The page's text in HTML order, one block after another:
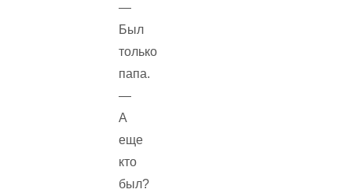
—
Был
только
папа.
—
А
еще
кто
был?